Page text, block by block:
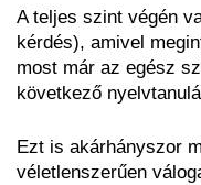
A teljes szint végén
kérdés), amivel
most már az egész
következő
Ezt is akárhányszor
véletlenszerűen